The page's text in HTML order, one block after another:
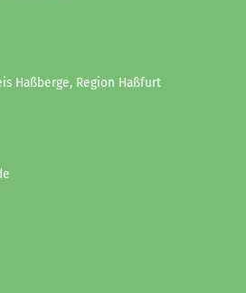
Haßberge, Region Haßfurt